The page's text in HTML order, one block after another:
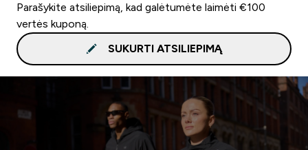
Parašykite atsiliepimą, kad galėtumėte laimėti €100
vertės kuponą.
SUKURTI ATSILIEPIMĄ